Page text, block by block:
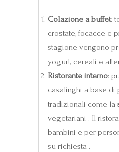
Colazione a buffet:
crostate, focacce e
stagione vengono
yogurt, cereali e
Ristorante interno:
casalinghi a base di
tradizionali come la
vegetariani . Il
bambini e per
su richiesta .